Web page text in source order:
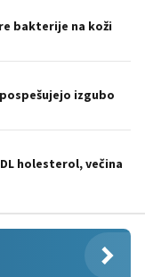
bakterije na koži
izgubo
holesterol, večina